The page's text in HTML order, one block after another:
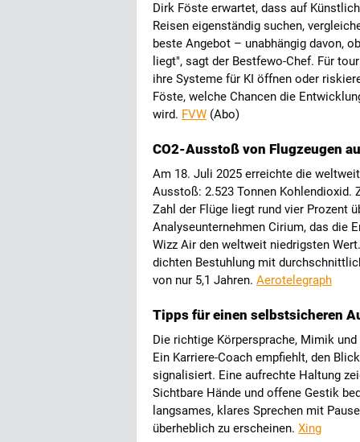
Dirk Föste erwartet, dass auf
Reisen eigenständig suchen,
beste Angebot – unabhängig davon,
liegt", sagt der Bestfewo-Chef. Für
ihre Systeme für KI öffnen oder
Föste, welche Chancen die
wird. FVW (Abo)
CO2-Ausstoß von Flugzeugen
Am 18. Juli 2025 erreichte die
Ausstoß: 2.523 Tonnen Kohlendioxid.
Zahl der Flüge liegt rund vier Prozent
Analyseunternehmen Cirium, das die
Wizz Air den weltweit niedrigsten
dichten Bestuhlung mit
von nur 5,1 Jahren. Aerotelegraph
Tipps für einen selbstsicheren
Die richtige Körpersprache, Mimik
Ein Karriere-Coach empfiehlt, den
signalisiert. Eine aufrechte Haltung
Sichtbare Hände und offene Gestik
langsames, klares Sprechen mit
überheblich zu erscheinen. Xing